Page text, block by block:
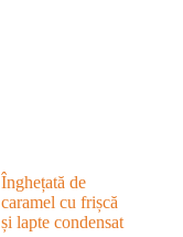
Înghețată de
caramel cu frișcă
și lapte condensat